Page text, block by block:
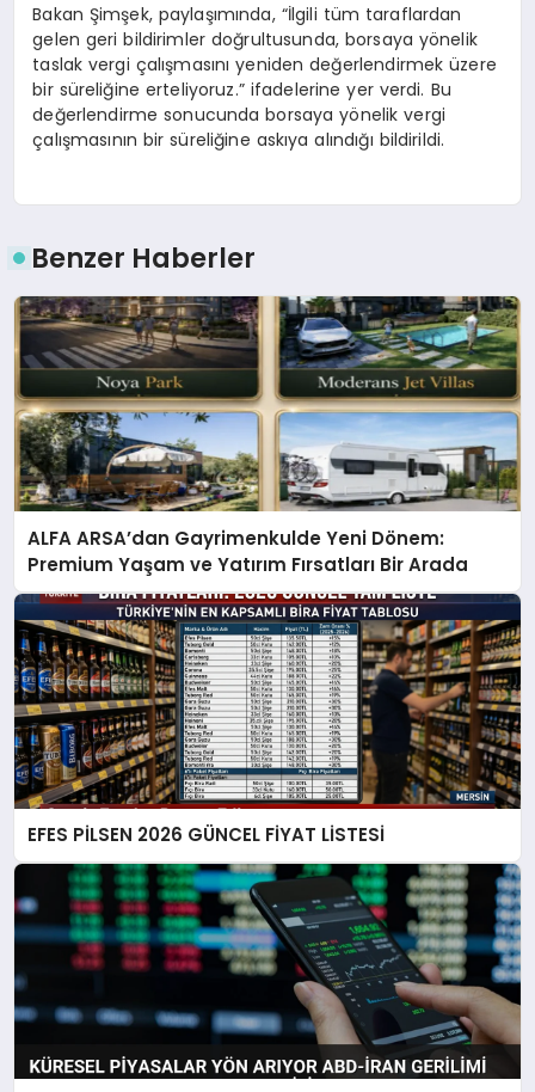
Bakan Şimşek, paylaşımında, “İlgili tüm taraflardan
gelen geri bildirimler doğrultusunda, borsaya yönelik
taslak vergi çalışmasını yeniden değerlendirmek üzere
bir süreliğine erteliyoruz.” ifadelerine yer verdi. Bu
değerlendirme sonucunda borsaya yönelik vergi
çalışmasının bir süreliğine askıya alındığı bildirildi.
Benzer Haberler
ALFA ARSA’dan Gayrimenkulde Yeni Dönem:
Premium Yaşam ve Yatırım Fırsatları Bir Arada
EFES PİLSEN 2026 GÜNCEL FİYAT LİSTESİ